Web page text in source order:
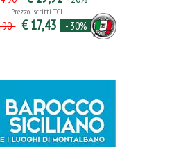
Prezzo iscritti TCI
€ 17,43 - 30%